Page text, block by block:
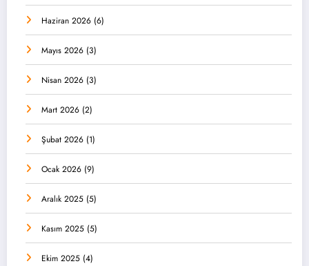
Haziran 2026 (6)
Mayıs 2026 (3)
Nisan 2026 (3)
Mart 2026 (2)
Şubat 2026 (1)
Ocak 2026 (9)
Aralık 2025 (5)
Kasım 2025 (5)
Ekim 2025 (4)